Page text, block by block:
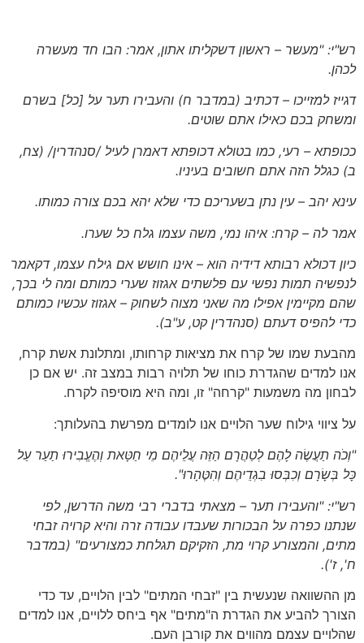
רש"י: "מעשר – ראשון דשקליתו אתון, אמר: הבו חד מעשרה
לכהן.
דגייז למזייכו – דכתיב (במדבר ח) והעבירו תער על [כל] בשרם
ומשחק בכם כאילו אתם שוטים.
ככופתא – רעי, כמו בטולא דכופתא דאמרן לעיל /סנהדרין/ (צח,
ב) כגלל הזה אתם חשובים בעיניו.
עינא יהב – עין נתן בשעריכם כדי שלא יהא בכם צורה כמותו.
אמר לה – קרח: איהו נמי, משה עצמו גלח כל שערו.
כיון דכולא רבותא דידיה הוא – אינו חושש אם גילח עצמו, דקאמר
לנפשיה תמות נפשי עם פלשתים אגזוז שערי כמותם ומה לי בכך,
שהם מקיימין אפילו מה שאני מצוה לשחוק – אגזוז עכשיו כמותם
כדי להפיס דעתם (סנהדרין קט, ע"ב).
מהבעת שמו של קרח את מציאות קרחותו, ומתלונת אשת קרח,
אנו למדים שהגדרת כוחו של תלויה רבות במצב זה. יש אם כן
לבחון מה משמעות "קרחה" זו, ומה היא מוסיפה לקרח.
על ציווי גילוח שער הלויים אנו לומדים מפרשת בהעלותך:
"וְכֹה תַעֲשֶׂה לָהֶם לְטַהֲרָם הַזֵּה עֲלֵיהֶם מֵי חַטָּאת וְהֶעֱבִירוּ תַעַר עַל
כָּל בְּשָׂרָם וְכִבְּסוּ בִגְדֵיהֶם וְהִטֶּהָרוּ".
רש"י: "והעבירו תער – מצאתי בדברי רבי משה הדרשן, לפי
שנתנו כפרה על הבכורות שעבדו עבודה זרה והיא קרויה זבחי
מתים, והמצורע קרוי מת, הזקיקם תגלחת כמצורעים" (במדבר
ח', ז').
מן ההשוואה שנעשית בין "זבחי המתים" לבין הלויים, עד כדי
הצורך להביע את הגדרת ה"מתים" אף ביחס ללויים, אנו למדים
שהלויים עצמם מהווים את קורבן העם.